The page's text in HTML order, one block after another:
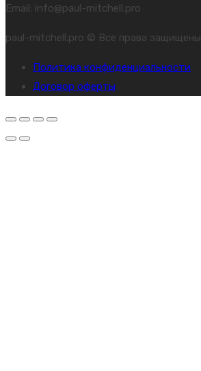
Email: info@paul-mitchell.pro
paul-mitchell.pro © Все права защищены
Политика конфиденциальности
Договор оферты